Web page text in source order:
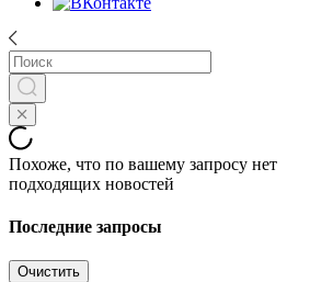
Похоже, что по вашему запросу нет
подходящих новостей
Последние запросы
Очистить